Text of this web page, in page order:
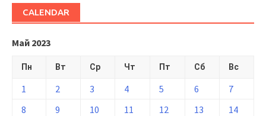
CALENDAR
Май 2023
Пн Вт Ср Чт Пт Сб Вс
1 2 3 4 5 6
7
8
9 10 11 12 13
14